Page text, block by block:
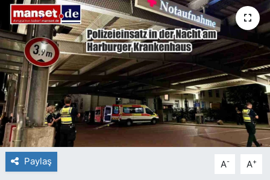
Paylaş A- A+